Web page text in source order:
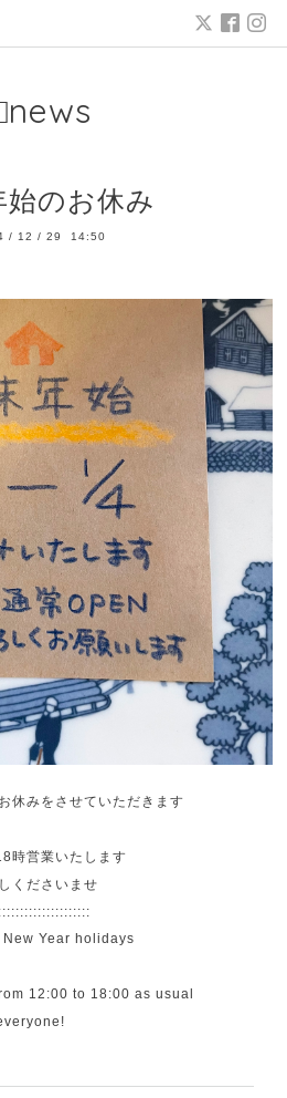
始のお休み
/ 12 / 29 14:50
休みをさせていただきます
時営業いたします
くださいませ
Year holidays
12:00 to 18:00 as usual